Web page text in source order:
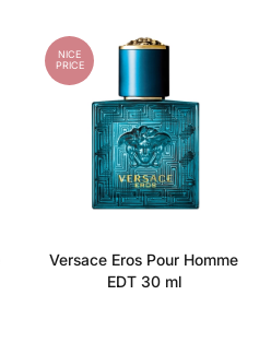
NICE
PRICE
Versace Eros Pour Homme
EDT 30 ml